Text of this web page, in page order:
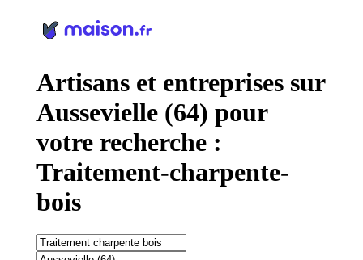
Artisans et entreprises sur
Aussevielle (64) pour
votre recherche :
Traitement-charpente-
bois